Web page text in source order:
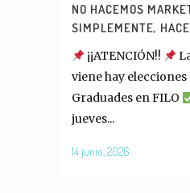
NO HACEMOS
SIMPLEMENTE,
¡¡ATENCIÓN!!
viene hay
Graduades en FILO
jueves...
14 junio, 2026